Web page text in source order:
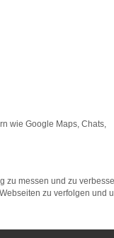
in einem
nicht mehr
zu beheben. Du
wie Google Maps, Chats,
zu messen und zu
zu verfolgen und